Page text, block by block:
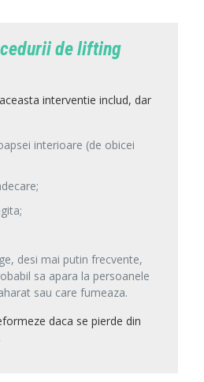
de lifting
interventie includ, dar
interioare (de obicei
desi mai putin frecvente,
sa apara la persoanele
sau care fumeaza.
daca se pierde din